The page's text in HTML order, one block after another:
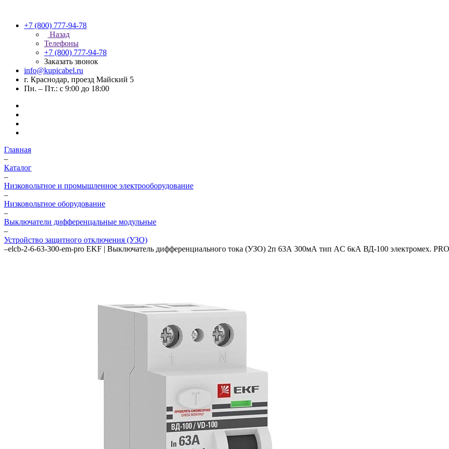
+7 (800) 777-94-78
Назад
Телефоны
+7 (800) 777-94-78
Заказать звонок
info@kupicabel.ru
г. Краснодар, проезд Майский 5
Пн. – Пт.: с 9:00 до 18:00
Главная
–
Каталог
–
Низковольтное и промышленное электрооборудование
–
Низковольтное оборудование
–
Выключатели дифференцальные модульные
–
Устройство защитного отключения (УЗО)
–elcb-2-6-63-300-em-pro EKF | Выключатель дифференциального тока (УЗО) 2п 63А 300мА тип AC 6кА ВД-100 электромех.